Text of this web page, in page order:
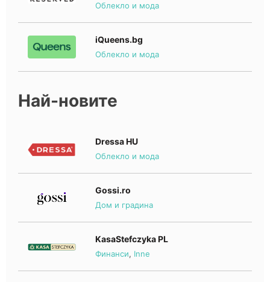
Облекло и мода
iQueens.bg
Облекло и мода
Най-новите
Dressa HU
Облекло и мода
Gossi.ro
Дом и градина
KasaStefczyka PL
Финанси, Inne